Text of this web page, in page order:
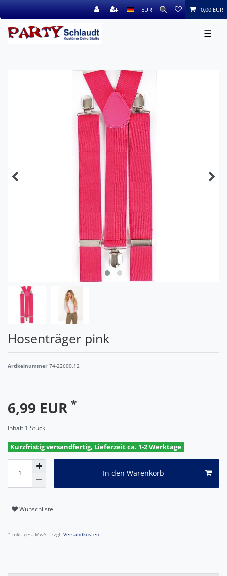
EUR 0,00 EUR
☰
Hosenträger pink
Artikelnummer 74-22600.12
6,99 EUR *
Inhalt 1 Stück
Kurzfristig versandfertig, Lieferzeit ca. 1-2 Werktage
In den Warenkorb
Wunschliste
* inkl. ges. MwSt. zzgl. Versandkosten